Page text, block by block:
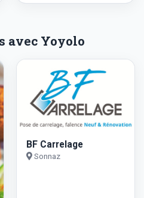
avec Yoyolo
BF Carrelage
Sonnaz